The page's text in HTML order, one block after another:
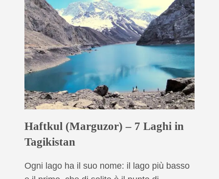
Haftkul (Marguzor) – 7 Laghi in
Tagikistan
Ogni lago ha il suo nome: il lago più basso